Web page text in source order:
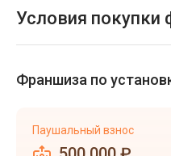
Условия
Франшиза по
Паушальный взнос